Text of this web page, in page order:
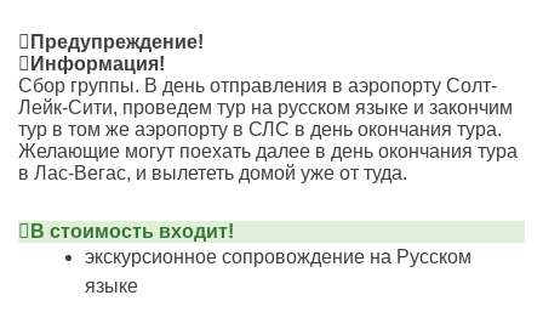
Предупреждение!
Информация!
Сбор группы. В день отправления в аэропорту Солт-
Лейк-Сити, проведем тур на русском языке и закончим
тур в том же аэропорту в СЛС в день окончания тура.
Желающие могут поехать далее в день окончания тура
в Лас-Вегас, и вылететь домой уже от туда.
В стоимость входит!
экскурсионное сопровождение на Русском
языке